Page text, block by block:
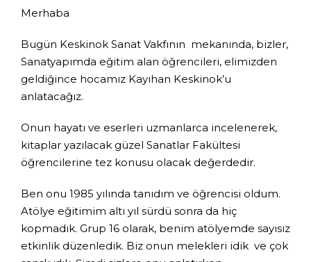
Merhaba
Bugün Keskinok Sanat Vakfının mekanında, bizler,
Sanatyapımda eğitim alan öğrencileri, elimizden
geldiğince hocamız Kayıhan Keskinok’u
anlatacağız.
Onun hayatı ve eserleri uzmanlarca incelenerek,
kitaplar yazılacak güzel Sanatlar Fakültesi
öğrencilerine tez konusu olacak değerdedir.
Ben onu 1985 yılında tanıdım ve öğrencisi oldum.
Atölye eğitimim altı yıl sürdü sonra da hiç
kopmadık. Grup 16 olarak, benim atölyemde sayısız
etkinlik düzenledik. Biz onun melekleri idik ve çok